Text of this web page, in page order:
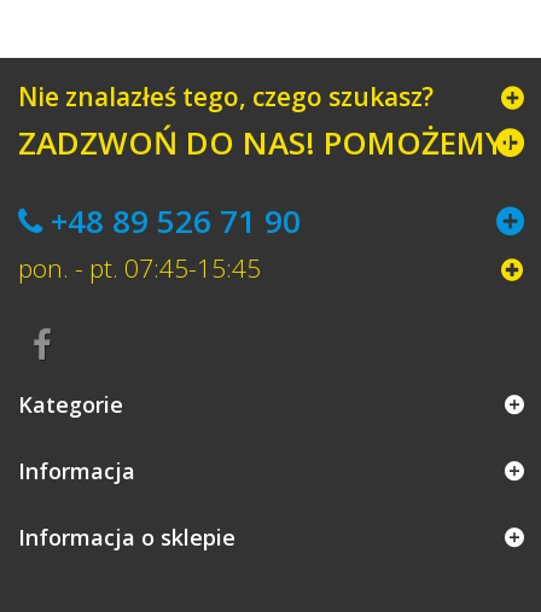
Nie znalazłeś tego, czego szukasz?
ZADZWOŃ DO NAS! POMOŻEMY!
+48 89 526 71 90
pon. - pt. 07:45-15:45
Kategorie
Informacja
Informacja o sklepie